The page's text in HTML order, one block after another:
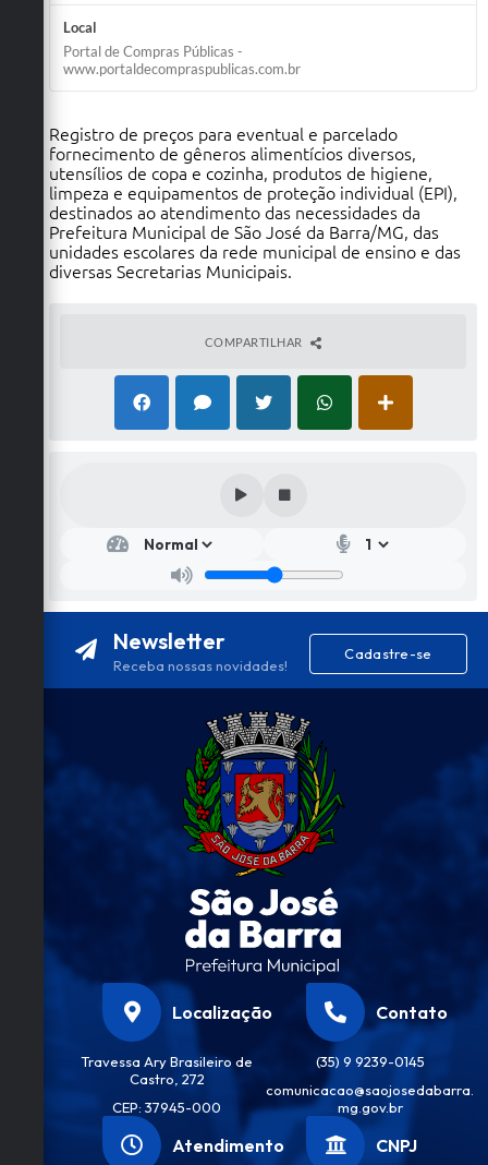
Local
Portal de Compras Públicas -
www.portaldecompraspublicas.com.br
Registro de preços para eventual e parcelado
fornecimento de gêneros alimentícios diversos,
utensílios de copa e cozinha, produtos de higiene,
limpeza e equipamentos de proteção individual (EPI),
destinados ao atendimento das necessidades da
Prefeitura Municipal de São José da Barra/MG, das
unidades escolares da rede municipal de ensino e das
diversas Secretarias Municipais.
COMPARTILHAR
Newsletter
Receba nossas novidades!
Cadastre-se
Localização
Travessa Ary Brasileiro de
Castro, 272
CEP: 37945-000
Contato
(35) 9 9239-0145
comunicacao@saojosedabarra.
mg.gov.br
Atendimento CNPJ